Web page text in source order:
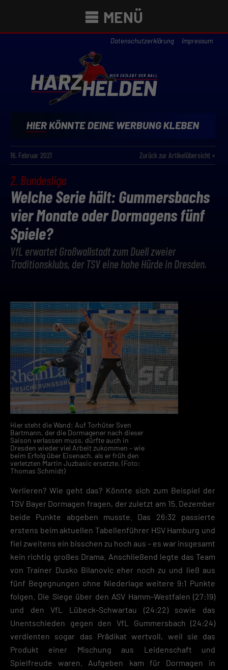
MENÜ
Datenschutzerklärung Impressum
16. Februar 2021 Zurück zur Artikelübersicht »
2. Bundesliga
Welche Serie hält: Gummersbachs
vier Monate oder Dormagens fünf
Spiele?
VfL erwartet Großwallstadt zum Duell zweier
Traditionsklubs, der TSV eine hohe Hürde in Dresden.
Hier steht die Wand: Auf Torhüter Sven
Bartmann, der die Dormagener nach dieser
Saison verlassen muss, dürfte auch in
Dresden wieder viel Arbeit zukommen – wie
beim Erfolg über Eisenach, als er früh den
verletzten Martin Juzbasic ersetzte. (Foto:
Thomas Schmidt)
Verlieren? Wie geht das? Könnte sich zum Beispiel der
TSV Bayer Dormagen fragen, der zuletzt am 15. Dezember
beide Punkte abgeben musste. Das 26:32 passierte
erstens beim aktuellen Tabellenführer HSV Hamburg und
fiel zweitens ein bisschen zu hoch aus – es war insgesamt
kein richtig großes Drama. Anschließend legte das Team
von Trainer Dusko Bilanovic eher noch zu und ließ aus
fünf Begegnungen ohne Niederlage weitere 9:1 Punkte
folgen. Die Siege über den ASV Hamm-Westfalen (27:19)
und den VfL Lübeck-Schwartau (24:22) sowie das
Unentschieden gegen den VfL Gummersbach (24:24)
verdienten sogar das Prädikat wertvoll, weil sie das
Produkt einer Mischung aus Leidenschaft und
Spielfreude waren. Aufgeben kam für Dormagen in